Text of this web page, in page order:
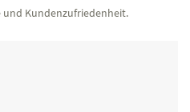
und Kundenzufriedenheit.